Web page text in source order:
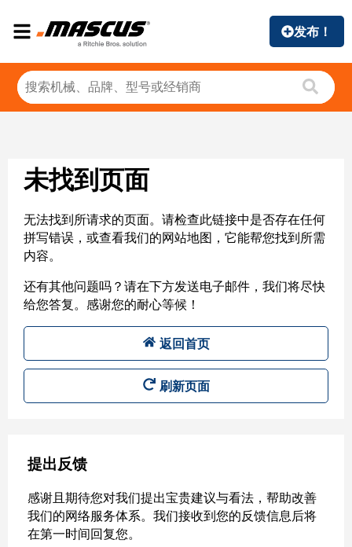
发布！
未找到页面
无法找到所请求的页面。请检查此链接中是否存在任何
拼写错误，或查看我们的网站地图，它能帮您找到所需
内容。
还有其他问题吗？请在下方发送电子邮件，我们将尽快
给您答复。感谢您的耐心等候！
返回首页
刷新页面
提出反馈
感谢且期待您对我们提出宝贵建议与看法，帮助改善
我们的网络服务体系。我们接收到您的反馈信息后将
在第一时间回复您。